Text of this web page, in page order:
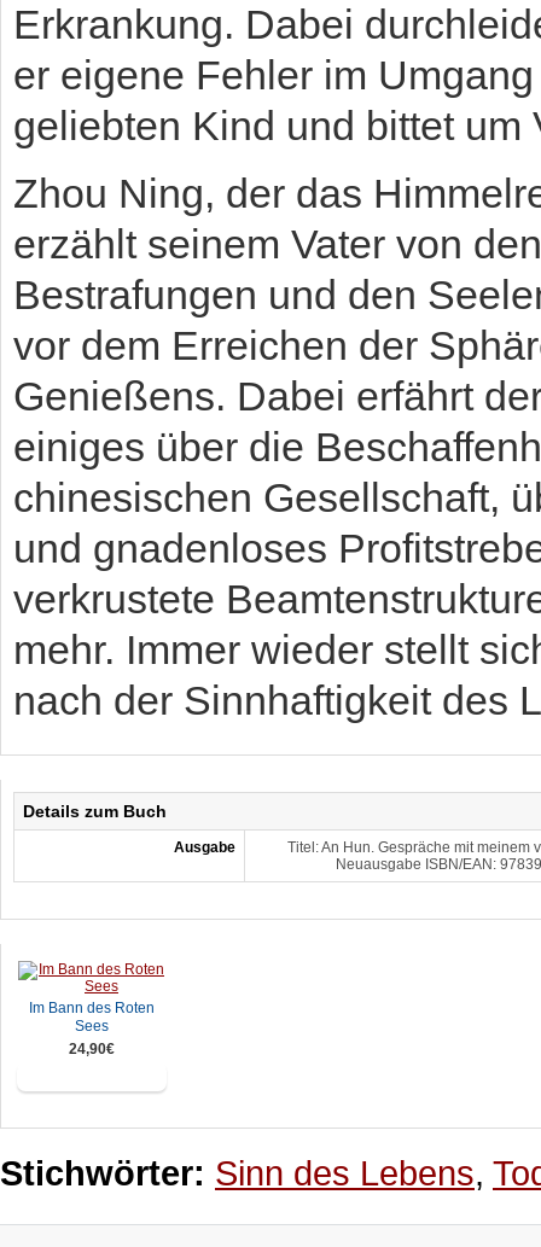
Erkrankung. Dabei
er eigene Fehler im
geliebten Kind und bittet um
Zhou Ning, der das
erzählt seinem Vater von
Bestrafungen und den
vor dem Erreichen der
Genießens. Dabei erfährt
einiges über die
chinesischen Gesellschaft,
und gnadenloses
verkrustete
mehr. Immer wieder stellt
nach der Sinnhaftigkeit des
Details zum Buch
Ausgabe
Titel: An Hun. Gespräche mit meinem
Neuausgabe ISBN/EAN:
Im Bann des Roten
Sees
24,90€
Stichwörter: Sinn des Lebens,